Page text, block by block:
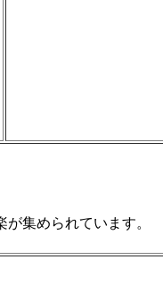
集められています。